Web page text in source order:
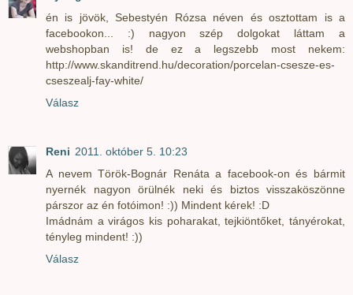
én is jövök, Sebestyén Rózsa néven és osztottam is a
facebookon... :) nagyon szép dolgokat láttam a
webshopban is! de ez a legszebb most nekem:
http://www.skanditrend.hu/decoration/porcelan-csesze-es-
cseszealj-fay-white/
Válasz
Reni 2011. október 5. 10:23
A nevem Török-Bognár Renáta a facebook-on és bármit
nyernék nagyon örülnék neki és biztos visszaköszönne
párszor az én fotóimon! :)) Mindent kérek! :D
Imádnám a virágos kis poharakat, tejkiöntőket, tányérokat,
tényleg mindent! :))
Válasz